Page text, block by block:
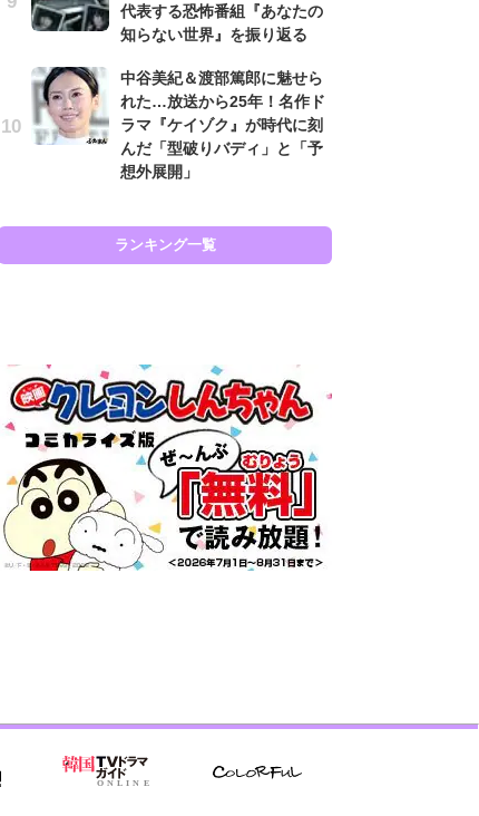
代表する恐怖番組『あなたの
知らない世界』を振り返る
中谷美紀＆渡部篤郎に魅せら
れた…放送から25年！名作ド
ラマ『ケイゾク』が時代に刻
んだ「型破りバディ」と「予
想外展開」
ランキング一覧